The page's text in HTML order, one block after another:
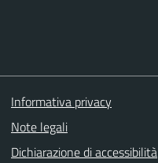
Informativa privacy
Note legali
Dichiarazione di accessibilità